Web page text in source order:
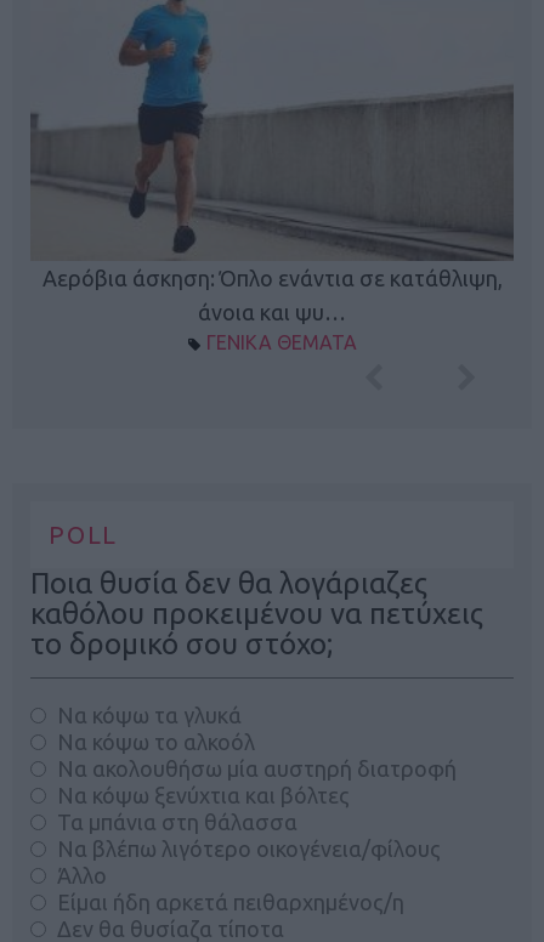
Αερόβια άσκηση: Όπλο ενάντια σε κατάθλιψη,
άνοια και ψυ…
ΓΕΝΙΚΑ ΘΕΜΑΤΑ
POLL
Ποια θυσία δεν θα λογάριαζες
καθόλου προκειμένου να πετύχεις
το δρομικό σου στόχο;
Να κόψω τα γλυκά
Να κόψω το αλκοόλ
Να ακολουθήσω μία αυστηρή διατροφή
Να κόψω ξενύχτια και βόλτες
Τα μπάνια στη θάλασσα
Να βλέπω λιγότερο οικογένεια/φίλους
Άλλο
Είμαι ήδη αρκετά πειθαρχημένος/η
Δεν θα θυσίαζα τίποτα